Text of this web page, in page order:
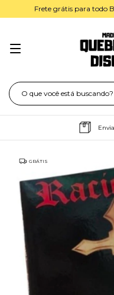
Frete grátis para todo
GRÁTIS